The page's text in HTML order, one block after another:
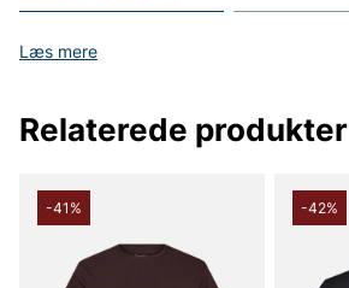
Læs mere
Relaterede produkter
-41% -42%